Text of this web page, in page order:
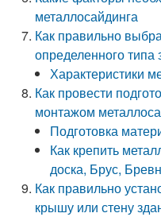
металлосайдинга
Как правильно
определенного
Характеристики
Как провести
монтажом
Подготовка
Как крепить
доска, Брус,
Как правильно
крышу или стену